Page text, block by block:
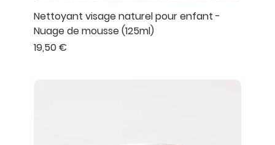
Nettoyant visage naturel pour enfant -
Nuage de mousse (125ml)
Prix
19,50 €